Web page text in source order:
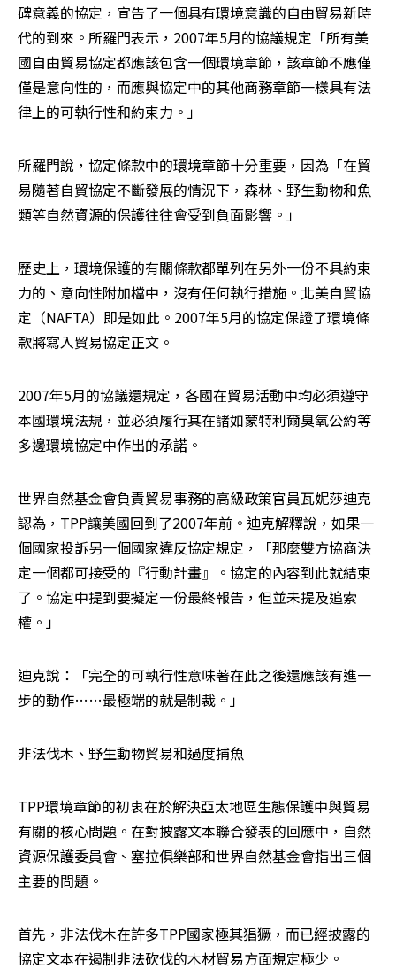
碑意義的協定，宣告了一個具有環境意識的自由貿易新時
代的到來。所羅門表示，2007年5月的協議規定「所有美
國自由貿易協定都應該包含一個環境章節，該章節不應僅
僅是意向性的，而應與協定中的其他商務章節一樣具有法
律上的可執行性和約束力。」
所羅門說，協定條款中的環境章節十分重要，因為「在貿
易隨著自貿協定不斷發展的情況下，森林、野生動物和魚
類等自然資源的保護往往會受到負面影響。」
歷史上，環境保護的有關條款都單列在另外一份不具約束
力的、意向性附加檔中，沒有任何執行措施。北美自貿協
定（NAFTA）即是如此。2007年5月的協定保證了環境條
款將寫入貿易協定正文。
2007年5月的協議還規定，各國在貿易活動中均必須遵守
本國環境法規，並必須履行其在諸如蒙特利爾臭氧公約等
多邊環境協定中作出的承諾。
世界自然基金會負責貿易事務的高級政策官員瓦妮莎迪克
認為，TPP讓美國回到了2007年前。迪克解釋說，如果一
個國家投訴另一個國家違反協定規定，「那麼雙方協商決
定一個都可接受的『行動計畫』。協定的內容到此就結束
了。協定中提到要擬定一份最終報告，但並未提及追索
權。」
迪克說：「完全的可執行性意味著在此之後還應該有進一
步的動作……最極端的就是制裁。」
非法伐木、野生動物貿易和過度捕魚
TPP環境章節的初衷在於解決亞太地區生態保護中與貿易
有關的核心問題。在對披露文本聯合發表的回應中，自然
資源保護委員會、塞拉俱樂部和世界自然基金會指出三個
主要的問題。
首先，非法伐木在許多TPP國家極其猖獗，而已經披露的
協定文本在遏制非法砍伐的木材貿易方面規定極少。